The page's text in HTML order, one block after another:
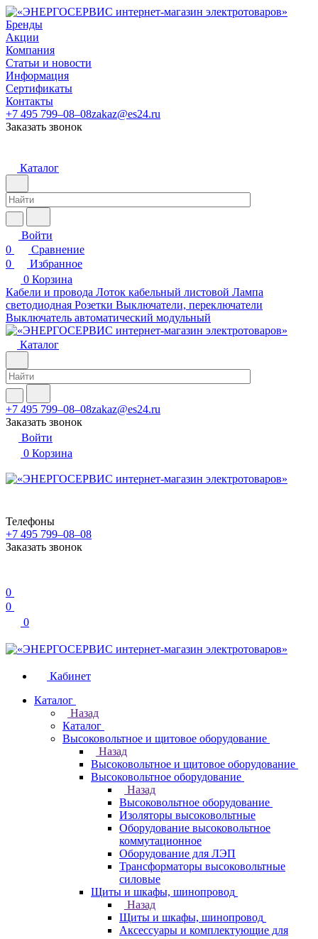
Бренды
Акции
Компания
Статьи и новости
Информация
Сертификаты
Контакты
+7 495 799–08–08zakaz@es24.ru
Заказать звонок
Каталог
Войти
0
Сравнение
0
Избранное
0 Корзина
Кабели и провода Лоток кабельный листовой Лампа
светодиодная Розетки Выключатели, переключатели
Выключатель автоматический модульный
Каталог
+7 495 799–08–08zakaz@es24.ru
Заказать звонок
Войти
0 Корзина
Телефоны
+7 495 799–08–08
Заказать звонок
0
0
0
Кабинет
Каталог
Назад
Каталог
Высоковольтное и щитовое оборудование
Назад
Высоковольтное и щитовое оборудование
Высоковольтное оборудование
Назад
Высоковольтное оборудование
Изоляторы высоковольтные
Оборудование высоковольтное
коммутационное
Оборудование для ЛЭП
Трансформаторы высоковольтные
силовые
Щиты и шкафы, шинопровод
Назад
Щиты и шкафы, шинопровод
Аксессуары и комплектующие для